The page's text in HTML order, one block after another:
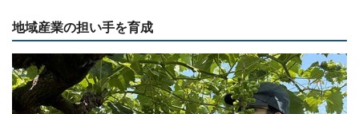
地域産業の担い手を育成